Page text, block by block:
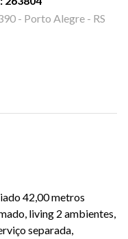
- Porto Alegre - RS
42,00 metros
living 2 ambientes,
separada,